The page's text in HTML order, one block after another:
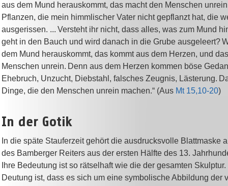
aus dem Mund herauskommt, das macht den Menschen
Pflanzen, die mein himmlischer Vater nicht gepflanzt hat, die
ausgerissen. ... Versteht ihr nicht, dass alles, was zum Mund
geht in den Bauch und wird danach in die Grube ausgeleert?
dem Mund herauskommt, das kommt aus dem Herzen, und
Menschen unrein. Denn aus dem Herzen kommen böse
Ehebruch, Unzucht, Diebstahl, falsches Zeugnis, Lästerung.
Dinge, die den Menschen unrein machen.“ (Aus Mt 15,10-20)
In der Gotik
In die späte Stauferzeit gehört die ausdrucksvolle Blattmaske
des Bamberger Reiters aus der ersten Hälfte des 13.
Ihre Bedeutung ist so rätselhaft wie die der gesamten
Deutung ist, dass es sich um eine symbolische Abbildung der